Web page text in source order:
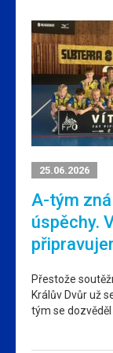
25.06.2026
A-tým
úspěchy.
Přestože
Králův Dvůr už
tým se dozvěděl